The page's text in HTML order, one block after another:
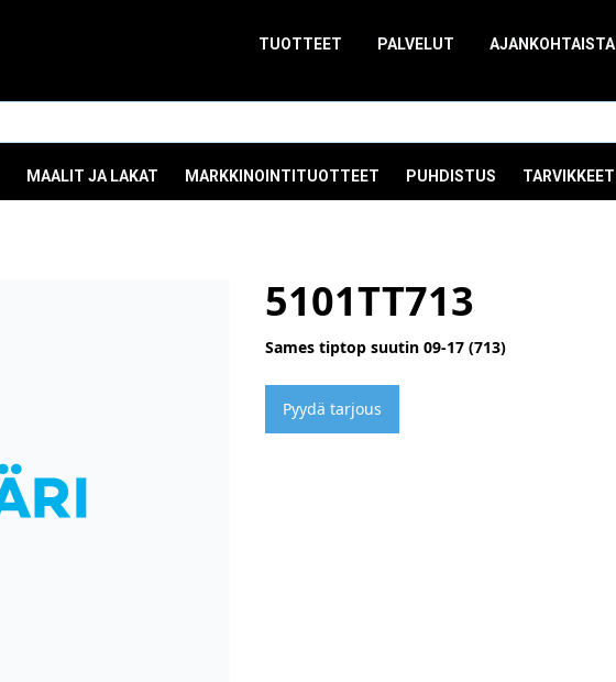
TUOTTEET PALVELUT AJANKOHTAISTA
MAALIT JA LAKAT MARKKINOINTITUOTTEET PUHDISTUS TARVIKKEET
5101TT713
Sames tiptop suutin 09-17 (713)
Pyydä tarjous